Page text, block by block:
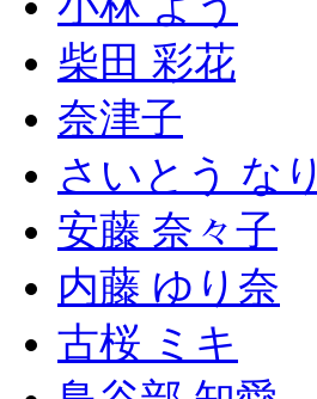
柴田 彩花
奈津子
さいとう なり
安藤 奈々子
内藤 ゆり奈
古桜 ミキ